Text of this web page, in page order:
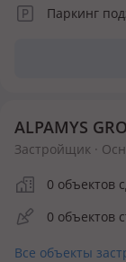
Паркинг
Материалы
Детская площадка
ALPAMYS
Застройщик ·
0 объектов
0 объектов
Все объекты